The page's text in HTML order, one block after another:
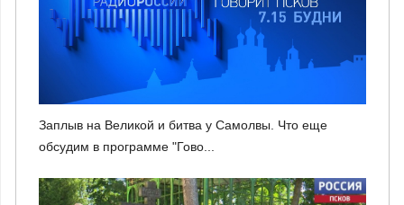
Заплыв на Великой и битва у Самолвы. Что еще
обсудим в программе "Гово...